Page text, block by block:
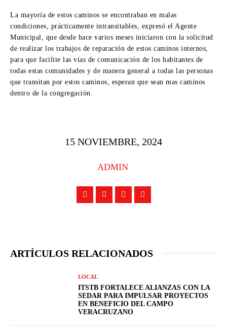
La mayoría de estos caminos se encontraban en malas
condiciones, prácticamente intransitables, expresó el Agente
Municipal, que desde hace varios meses iniciaron con la solicitud
de realizar los trabajos de reparación de estos caminos internos,
para que facilite las vías de comunicación de los habitantes de
todas estas comunidades y de manera general a todas las personas
que transitan por estos caminos, esperan que sean mas caminos
dentro de la congregación.
15 NOVIEMBRE, 2024
ADMIN
ARTÍCULOS RELACIONADOS
LOCAL
ITSTB FORTALECE ALIANZAS CON LA
SEDAR PARA IMPULSAR PROYECTOS
EN BENEFICIO DEL CAMPO
VERACRUZANO